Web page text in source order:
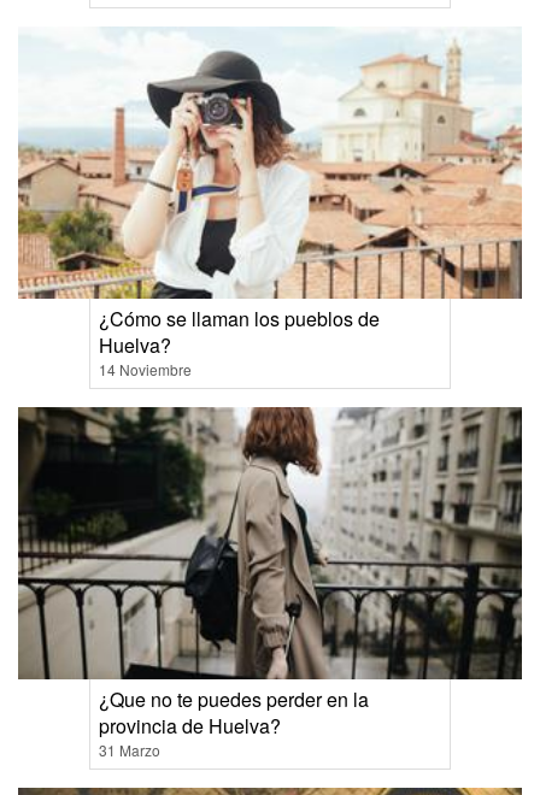
¿Cómo se llaman los pueblos de
Huelva?
14 Noviembre
¿Que no te puedes perder en la
provincia de Huelva?
31 Marzo